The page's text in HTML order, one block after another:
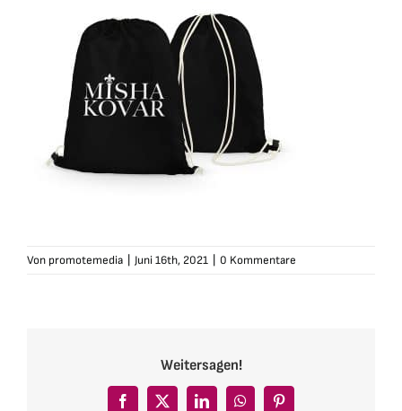
Von promotemedia Juni 16th, 2021 0 Kommentare
Weitersagen!
Facebook
X LinkedInWhatsAppPinterest